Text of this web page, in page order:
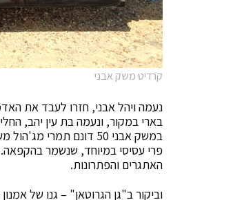
קרדיט משק אבני
במשק אבני 50 דונם
פרי עסיסי במיוחד, שנשמר
האתגרים והפתרונות.